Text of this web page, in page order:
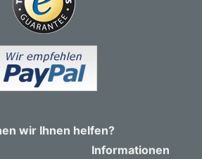
wir Ihnen helfen?
Informationen